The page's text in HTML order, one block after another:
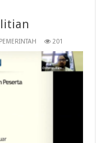
201